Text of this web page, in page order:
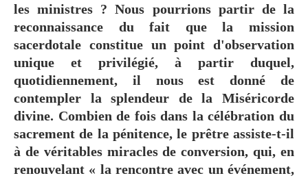
les ministres ? Nous pourrions partir de la
reconnaissance du fait que la mission
sacerdotale constitue un point d'observation
unique et privilégié, à partir duquel,
quotidiennement, il nous est donné de
contempler la splendeur de la Miséricorde
divine. Combien de fois dans la célébration du
sacrement de la pénitence, le prêtre assiste-t-il
à de véritables miracles de conversion, qui, en
renouvelant « la rencontre avec un événement,